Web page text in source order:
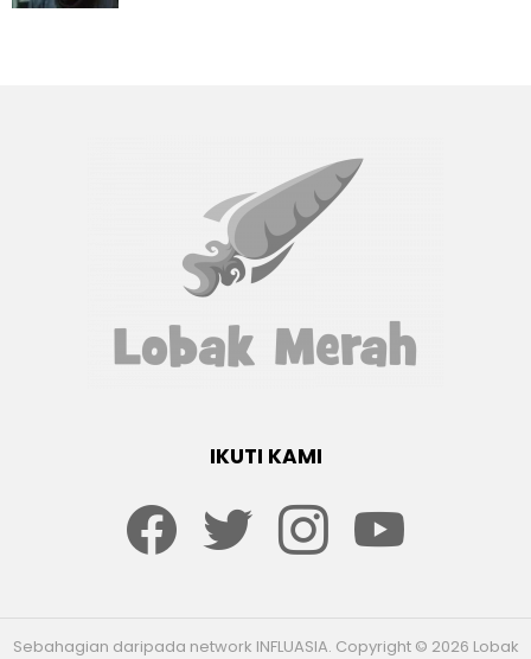
IKUTI KAMI
Sebahagian daripada network INFLUASIA. Copyright © 2026 Lobak